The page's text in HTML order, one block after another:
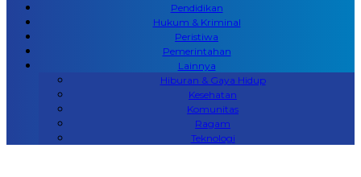
Pendidikan
Hukum & Kriminal
Peristiwa
Pemerintahan
Lainnya
Hiburan & Gaya Hidup
Kesehatan
Komunitas
Ragam
Teknologi